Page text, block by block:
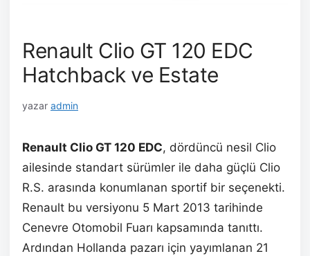
Renault Clio GT 120 EDC
Hatchback ve Estate
yazar admin
Renault Clio GT 120 EDC, dördüncü nesil Clio
ailesinde standart sürümler ile daha güçlü Clio
R.S. arasında konumlanan sportif bir seçenekti.
Renault bu versiyonu 5 Mart 2013 tarihinde
Cenevre Otomobil Fuarı kapsamında tanıttı.
Ardından Hollanda pazarı için yayımlanan 21